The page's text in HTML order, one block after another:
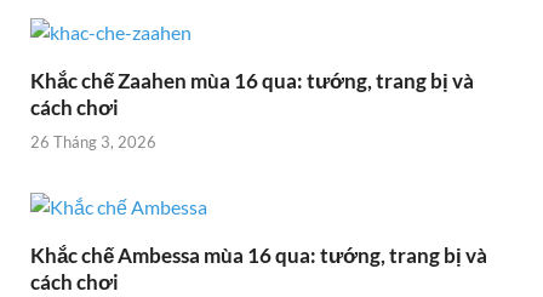
Khắc chế Zaahen mùa 16 qua: tướng, trang bị và
cách chơi
26 Tháng 3, 2026
Khắc chế Ambessa mùa 16 qua: tướng, trang bị và
cách chơi